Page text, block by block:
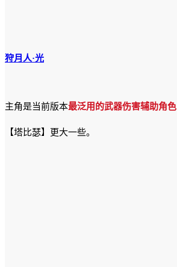
狩月人·光
主角是当前版本最泛用的武器伤害辅助角色
【塔比瑟】更大一些。